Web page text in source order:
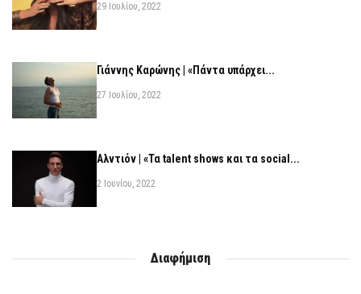
29 Ιουλίου, 2022
Γιάννης Καρώνης | «Πάντα υπάρχει...
27 Ιουλίου, 2022
Αλντιόν | «Τα talent shows και τα social...
2 Ιουνίου, 2022
Διαφήμιση